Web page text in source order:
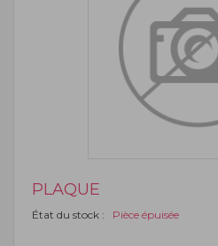
PLAQUE
État du stock : Pièce épuisée